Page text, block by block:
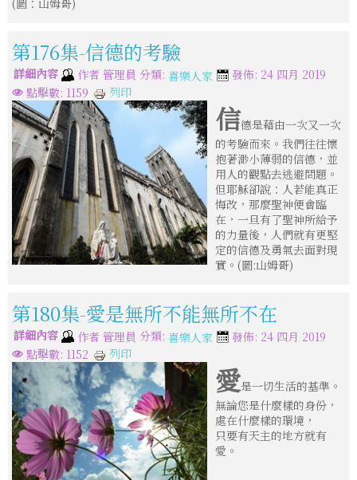
(圖：山姆哥)
第176集-信德的考驗
詳細內容 作者 管理員 分類: 喜樂人家
發佈: 24 四月 2019
點擊數: 1159
列印
信德是藉由一次又一次
的考驗而來。我們往往懷
抱著渺小薄弱的信德，並
用人的觀點去逃避問題。
但耶穌卻說：人若能真正
悔改，那麼聖神便會臨
在，一旦有了聖神所給予
的力量後，人們就有更堅
定的信德及勇氣去面對現
實。(圖:山姆哥)
第180集-愛是無所不能無所不在
詳細內容 作者 管理員 分類: 喜樂人家
發佈: 24 四月 2019
點擊數: 1152
列印
愛是一切生活的基準。
無論您是什麼樣的身份，
處在什麼樣的環境，
只要有天主的地方就有
愛。